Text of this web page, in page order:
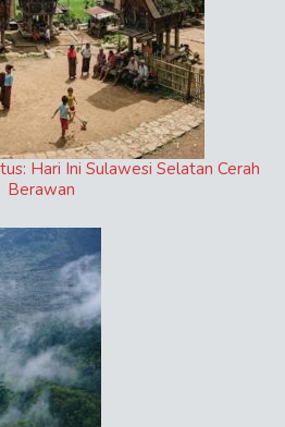
Hari Ini Sulawesi Selatan Cerah
Berawan